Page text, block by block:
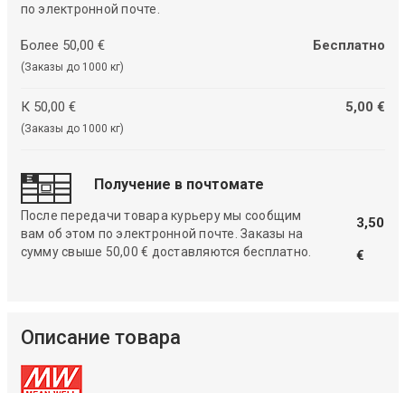
по электронной почте.
Более 50,00 €
(Заказы до 1000 кг)
Бесплатно
К 50,00 €
(Заказы до 1000 кг)
5,00 €
Получение в почтомате
После передачи товара курьеру мы сообщим
вам об этом по электронной почте. Заказы на
сумму свыше 50,00 € доставляются бесплатно.
3,50
€
Описание товара